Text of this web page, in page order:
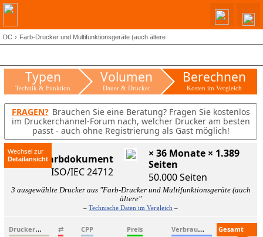
DC Farb-Drucker und Multifunktionsgeräte (auch ältere
Typen
Technik & Funktion
Volumen
Dauer & Drucker
Berechnen
Kosten im Vergleich
FRAGEN? Brauchen Sie eine Beratung? Fragen Sie kostenlos
im Druckerchannel-Forum nach, welcher Drucker am besten
passt - auch ohne Registrierung als Gast möglich!
Wechsel zur
ISO-Farbdokument
ISO/IEC 24712
× 36 Monate × 1.389
Seiten
50.000 Seiten
3 ausgewählte Drucker aus "Farb-Drucker und Multifunktionsgeräte (auch
ältere"
– Technische Daten im Vergleich –
D
ruckername ⇄ CPP Preis V
erbrauchsmaterialien